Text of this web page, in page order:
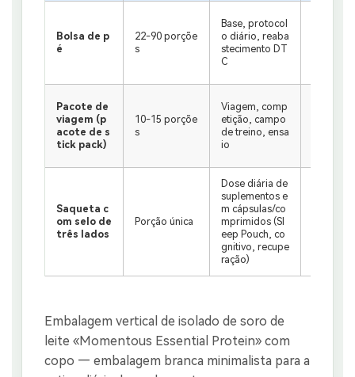
Bolsa de p
é
22-90 porçõe
s
Base, protocol
o diário, reaba
stecimento DT
C
Pacote de
viagem (p
acote de s
tick pack)
10-15 porçõe
s
Viagem, comp
etição, campo
de treino, ensa
io
Saqueta c
om selo de
três lados
Porção única
Dose diária de
suplementos e
m cápsulas/co
mprimidos (Sl
eep Pouch, co
gnitivo, recupe
ração)